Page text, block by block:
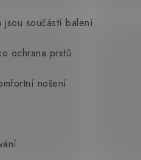
jsou součástí balení
ochrana prstů
nošení